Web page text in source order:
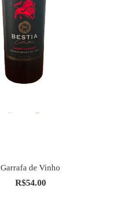
Garrafa de Vinho
R$54.00